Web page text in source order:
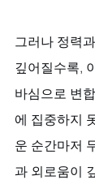
그러나 정력
깊어질수록,
바심으로 변
에 집중하지
운 순간마저
과 외로움이